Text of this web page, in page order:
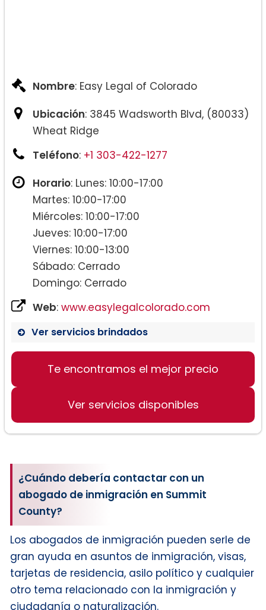
Nombre: Easy Legal of Colorado
Ubicación: 3845 Wadsworth Blvd, (80033)
Wheat Ridge
Teléfono: +1 303-422-1277
Horario: Lunes: 10:00-17:00
Martes: 10:00-17:00
Miércoles: 10:00-17:00
Jueves: 10:00-17:00
Viernes: 10:00-13:00
Sábado: Cerrado
Domingo: Cerrado
Web: www.easylegalcolorado.com
Ver servicios brindados
Te encontramos el mejor precio
Ver servicios disponibles
¿Cuándo debería contactar con un
abogado de inmigración en Summit
County?
Los abogados de inmigración pueden serle de
gran ayuda en asuntos de inmigración, visas,
tarjetas de residencia, asilo político y cualquier
otro tema relacionado con la inmigración y
ciudadanía o naturalización.